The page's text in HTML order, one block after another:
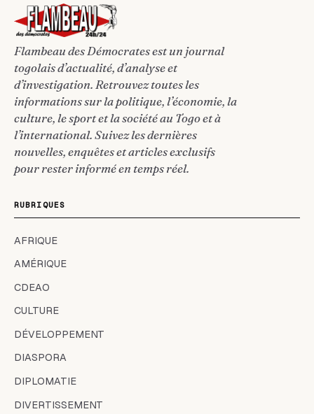
Flambeau des Démocrates est un journal
togolais d’actualité, d’analyse et
d’investigation. Retrouvez toutes les
informations sur la politique, l’économie, la
culture, le sport et la société au Togo et à
l’international. Suivez les dernières
nouvelles, enquêtes et articles exclusifs
pour rester informé en temps réel.
RUBRIQUES
AFRIQUE
AMÉRIQUE
CDEAO
CULTURE
DÉVELOPPEMENT
DIASPORA
DIPLOMATIE
DIVERTISSEMENT